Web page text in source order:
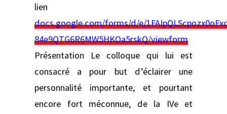
lien
docs.google.com/forms/d/e/
84e9QTG6R6MW5HKOa5rskQ/viewform
Présentation Le colloque qui lui est
consacré a pour but d’éclairer une
personnalité importante, et pourtant
encore fort méconnue, de la IVe et